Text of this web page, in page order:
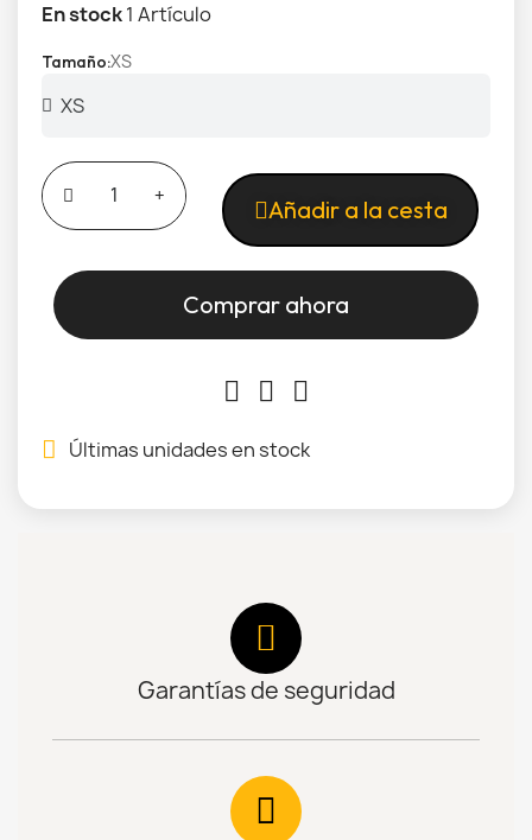
En stock1 Artículo
Tamaño XS
Añadir a la cesta
Comprar ahora
Últimas unidades en stock
Garantías de seguridad